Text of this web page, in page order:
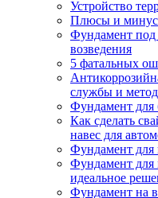
Устройство
Плюсы и
Фундамент под
возведения
5 фатальных
службы и
Фундамент для
Как сделать
навес для
Фундамент для
Фундамент для
идеальное
Фундамент на